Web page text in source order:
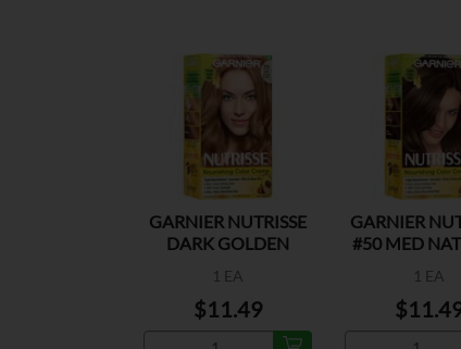
GARNIER NUTRISSE
DARK GOLDEN
1 EA
$11.49
GARNIER
#50 MED
1 EA